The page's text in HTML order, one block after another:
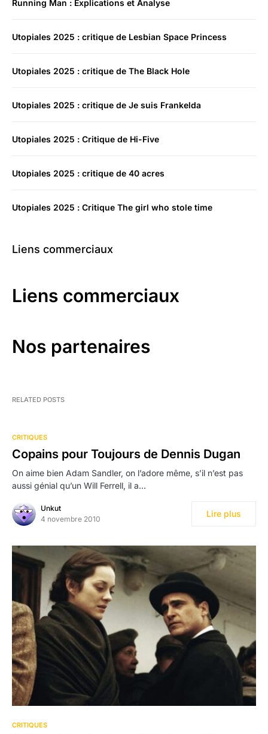
Running Man : Explications et Analyse
Utopiales 2025 : critique de Lesbian Space Princess
Utopiales 2025 : critique de The Black Hole
Utopiales 2025 : critique de Je suis Frankelda
Utopiales 2025 : Critique de Hi-Five
Utopiales 2025 : critique de 40 acres
Utopiales 2025 : Critique The girl who stole time
Liens commerciaux
Liens commerciaux
Nos partenaires
RELATED POSTS
CRITIQUES
Copains pour Toujours de Dennis Dugan
On aime bien Adam Sandler, on l’adore même, s’il n’est pas
aussi génial qu’un Will Ferrell, il a…
Unkut
4 novembre 2010
Lire plus
CRITIQUES